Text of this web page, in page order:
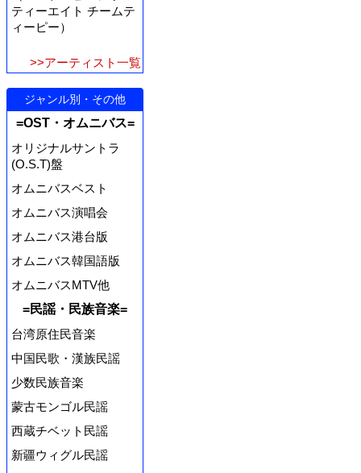
ティーエイト チームテ
ィーピー）
>>アーティスト一覧
ジャンル別・その他
=OST・オムニバス=
オリジナルサントラ
(O.S.T)盤
オムニバスベスト
オムニバス演唱会
オムニバス港台版
オムニバス韓国語版
オムニバスMTV他
=民謡・民族音楽=
台湾原住民音楽
中国民歌・漢族民謡
少数民族音楽
蒙古モンゴル民謡
西蔵チベット民謡
新疆ウィグル民謡